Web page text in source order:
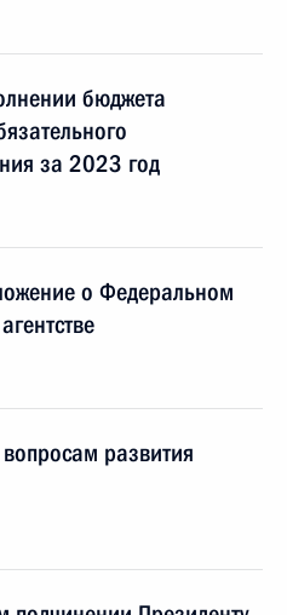
бюджета
за 2023 год
о Федеральном
развития